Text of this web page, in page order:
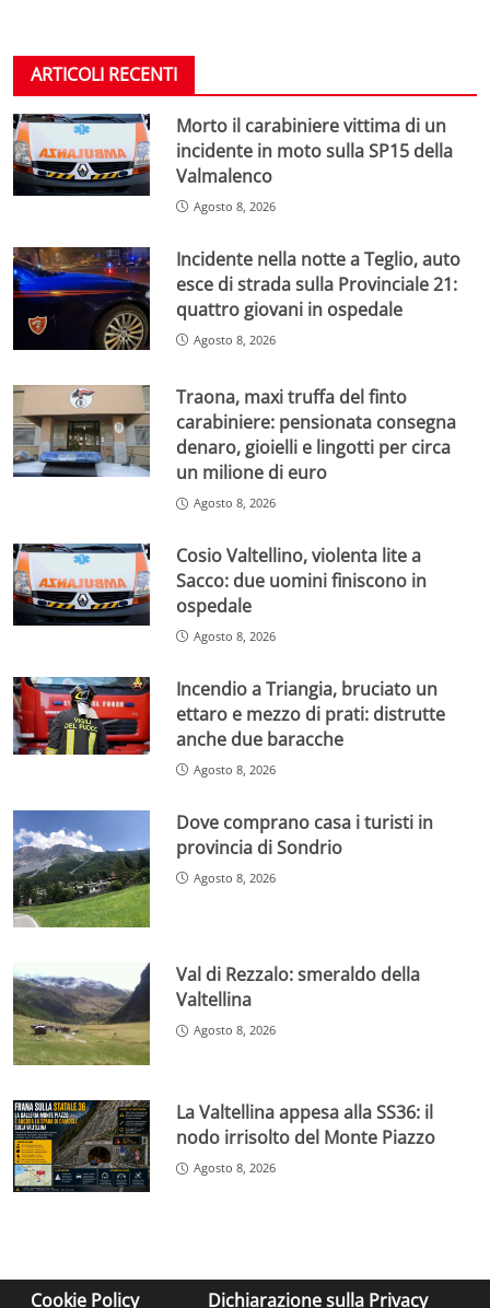
ARTICOLI RECENTI
Morto il carabiniere vittima di un
incidente in moto sulla SP15 della
Valmalenco
Agosto 8, 2026
Incidente nella notte a Teglio, auto
esce di strada sulla Provinciale 21:
quattro giovani in ospedale
Agosto 8, 2026
Traona, maxi truffa del finto
carabiniere: pensionata consegna
denaro, gioielli e lingotti per circa
un milione di euro
Agosto 8, 2026
Cosio Valtellino, violenta lite a
Sacco: due uomini finiscono in
ospedale
Agosto 8, 2026
Incendio a Triangia, bruciato un
ettaro e mezzo di prati: distrutte
anche due baracche
Agosto 8, 2026
Dove comprano casa i turisti in
provincia di Sondrio
Agosto 8, 2026
Val di Rezzalo: smeraldo della
Valtellina
Agosto 8, 2026
La Valtellina appesa alla SS36: il
nodo irrisolto del Monte Piazzo
Agosto 8, 2026
Cookie Policy Dichiarazione sulla Privacy